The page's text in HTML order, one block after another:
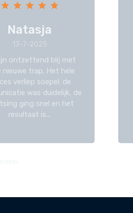
Natasja
13-7-2025
ontzettend blij met
nieuwe trap. Het hele
verliep soepel: de
was duidelijk, de
ging snel en het
resultaat is...